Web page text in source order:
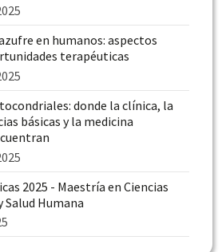
en humanos: aspectos
terapéuticas
donde la clínica, la
básicas y la medicina
2025 - Maestría en Ciencias
Humana